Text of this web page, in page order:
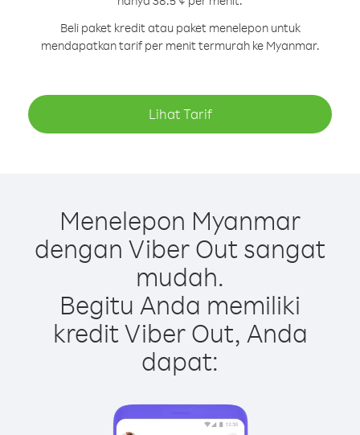
Beli paket kredit atau paket menelepon untuk
mendapatkan tarif per menit termurah ke Myanmar.
Lihat Tarif
Menelepon Myanmar
dengan Viber Out sangat
mudah.
Begitu Anda memiliki
kredit Viber Out, Anda
dapat: